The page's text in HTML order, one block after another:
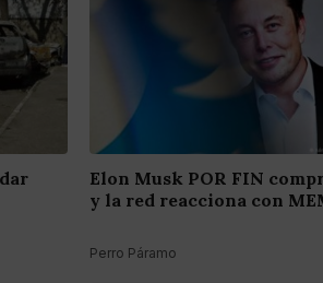
Elon Musk POR FIN
y la red reacciona con
Perro Páramo